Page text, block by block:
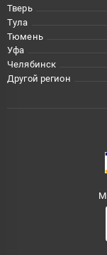
Тверь
Тула
Тюмень
Уфа
Челябинск
Другой регион